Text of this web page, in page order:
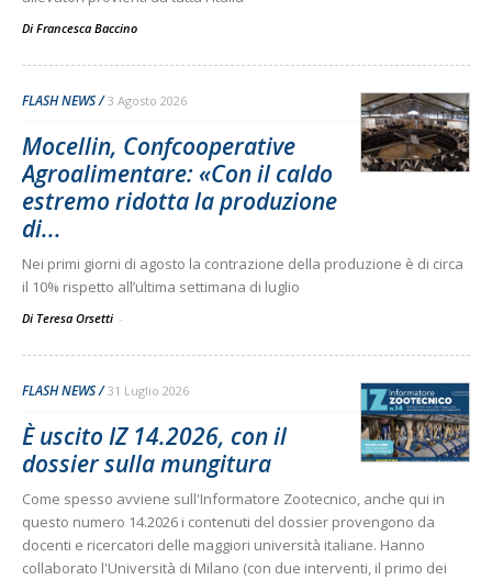
Di Francesca Baccino
FLASH NEWS 3 Agosto 2026
Mocellin, Confcooperative
Agroalimentare: «Con il caldo
estremo ridotta la produzione
di...
Nei primi giorni di agosto la contrazione della produzione è di circa
il 10% rispetto all’ultima settimana di luglio
Di Teresa Orsetti -
FLASH NEWS 31 Luglio 2026
È uscito IZ 14.2026, con il
dossier sulla mungitura
Come spesso avviene sull'Informatore Zootecnico, anche qui in
questo numero 14.2026 i contenuti del dossier provengono da
docenti e ricercatori delle maggiori università italiane. Hanno
collaborato l'Università di Milano (con due interventi, il primo dei